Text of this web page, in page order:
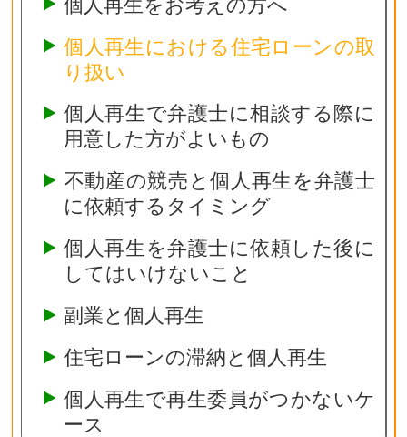
個人再生における住宅ローンの取
り扱い
個人再生で弁護士に相談する際に
用意した方がよいもの
不動産の競売と個人再生を弁護士
に依頼するタイミング
個人再生を弁護士に依頼した後に
してはいけないこと
副業と個人再生
住宅ローンの滞納と個人再生
個人再生で再生委員がつかないケ
ース